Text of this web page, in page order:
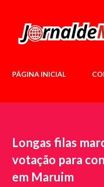
PÁGINA INICIAL
Longas filas
votação para
em Maruim